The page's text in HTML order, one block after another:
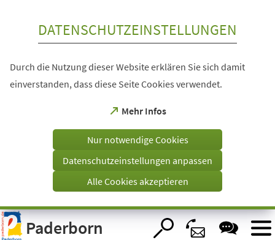
Visuelle
Assistenzsoftware
öffnen.
DATENSCHUTZEINSTELLUNGEN
Durch die Nutzung dieser Website erklären Sie sich damit
einverstanden, dass diese Seite Cookies verwendet.
Mehr Infos
(Öffnet
einem
Tab)
Nur notwendige Cookies
Datenschutzeinstellungen anpassen
Alle Cookies akzeptieren
Paderborn